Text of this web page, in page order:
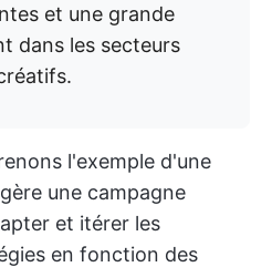
et une grande
dans les secteurs
l'exemple d'une
une campagne
et itérer les
en fonction des